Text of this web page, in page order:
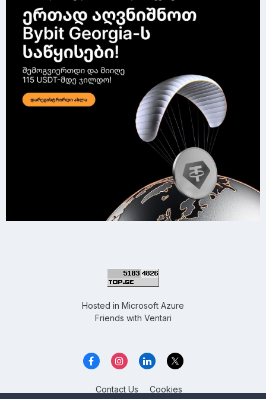
Hosted in Microsoft Azure
Friends with Ventari
Contact Us Cookies